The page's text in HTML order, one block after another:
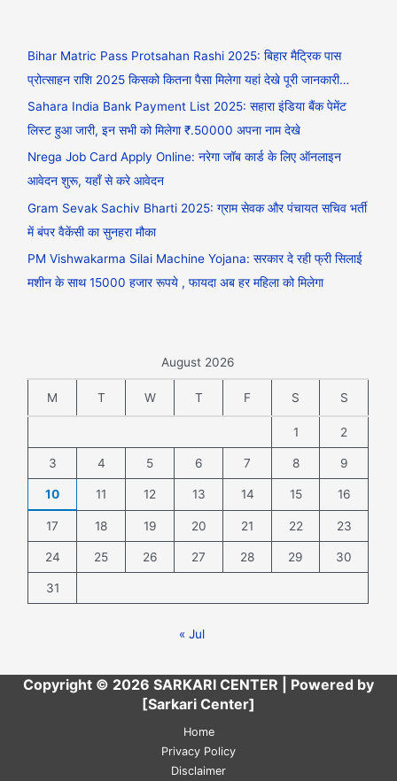
Bihar Matric Pass Protsahan Rashi 2025: बिहार मैट्रिक पास
प्रोत्साहन राशि 2025 किसको कितना पैसा मिलेगा यहां देखे पूरी जानकारी…
Sahara India Bank Payment List 2025: सहारा इंडिया बैंक पेमेंट
लिस्ट हुआ जारी, इन सभी को मिलेगा ₹.50000 अपना नाम देखे
Nrega Job Card Apply Online: नरेगा जॉब कार्ड के लिए ऑनलाइन
आवेदन शुरू, यहाँ से करे आवेदन
Gram Sevak Sachiv Bharti 2025: ग्राम सेवक और पंचायत सचिव भर्ती
में बंपर वैकेंसी का सुनहरा मौका
PM Vishwakarma Silai Machine Yojana: सरकार दे रही फ्री सिलाई
मशीन के साथ 15000 हजार रूपये , फायदा अब हर महिला को मिलेगा
August 2026
M T W T F S S
1 2
3 4 5 6 7 8 9
10 11 12 13 14 15 16
17 18 19 20 21 22 23
24 25 26 27 28 29 30
31
« Jul
Copyright © 2026 SARKARI CENTER | Powered by
[Sarkari Center]
Home
Privacy Policy
Disclaimer